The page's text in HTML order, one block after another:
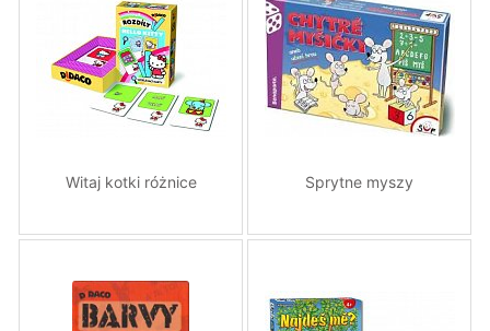
Witaj kotki różnice Sprytne myszy